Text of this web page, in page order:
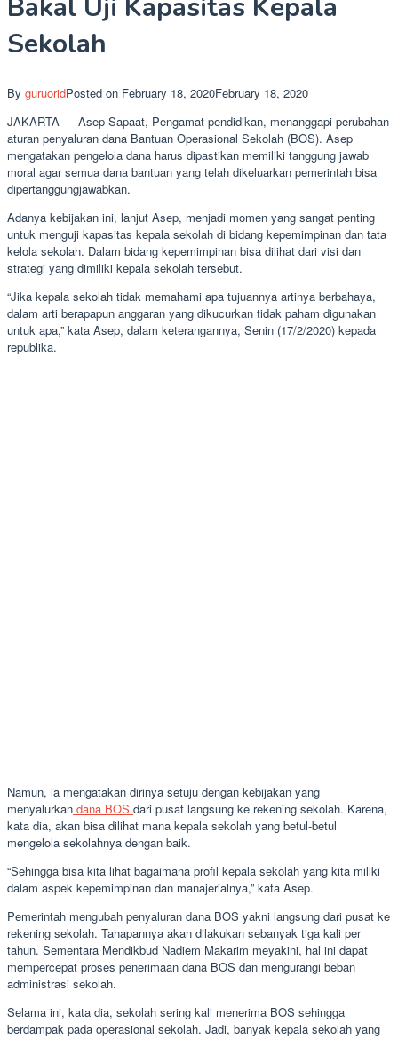
Bakal Uji Kapasitas Kepala
Sekolah
By guruoridPosted on February 18, 2020February 18, 2020
JAKARTA — Asep Sapaat, Pengamat pendidikan, menanggapi perubahan
aturan penyaluran dana Bantuan Operasional Sekolah (BOS). Asep
mengatakan pengelola dana harus dipastikan memiliki tanggung jawab
moral agar semua dana bantuan yang telah dikeluarkan pemerintah bisa
dipertanggungjawabkan.
Adanya kebijakan ini, lanjut Asep, menjadi momen yang sangat penting
untuk menguji kapasitas kepala sekolah di bidang kepemimpinan dan tata
kelola sekolah. Dalam bidang kepemimpinan bisa dilihat dari visi dan
strategi yang dimiliki kepala sekolah tersebut.
“Jika kepala sekolah tidak memahami apa tujuannya artinya berbahaya,
dalam arti berapapun anggaran yang dikucurkan tidak paham digunakan
untuk apa,” kata Asep, dalam keterangannya, Senin (17/2/2020) kepada
republika.
Namun, ia mengatakan dirinya setuju dengan kebijakan yang
menyalurkan dana BOS dari pusat langsung ke rekening sekolah. Karena,
kata dia, akan bisa dilihat mana kepala sekolah yang betul-betul
mengelola sekolahnya dengan baik.
“Sehingga bisa kita lihat bagaimana profil kepala sekolah yang kita miliki
dalam aspek kepemimpinan dan manajerialnya,” kata Asep.
Pemerintah mengubah penyaluran dana BOS yakni langsung dari pusat ke
rekening sekolah. Tahapannya akan dilakukan sebanyak tiga kali per
tahun. Sementara Mendikbud Nadiem Makarim meyakini, hal ini dapat
mempercepat proses penerimaan dana BOS dan mengurangi beban
administrasi sekolah.
Selama ini, kata dia, sekolah sering kali menerima BOS sehingga
berdampak pada operasional sekolah. Jadi, banyak kepala sekolah yang